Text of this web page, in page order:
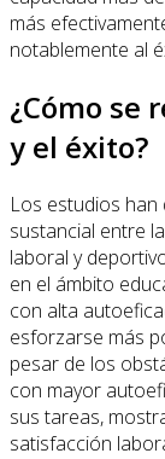
más
notablemente al
¿Cómo se
y el éxito?
Los estudios
sustancial entre
laboral y
en el ámbito
con alta
esforzarse más
pesar de los
con mayor
sus tareas,
satisfacción